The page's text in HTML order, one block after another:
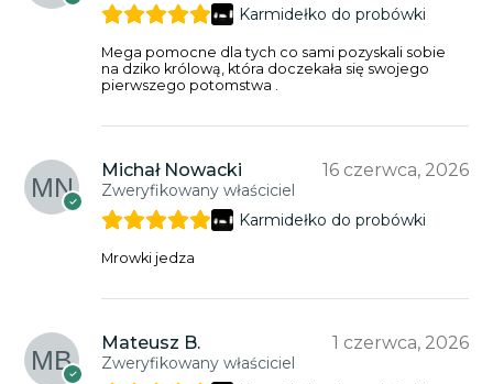
Karmidełko do probówki
Mega pomocne dla tych co sami pozyskali sobie
na dziko królową, która doczekała się swojego
pierwszego potomstwa .
Michał Nowacki
Zweryfikowany właściciel
16 czerwca, 2026
Karmidełko do probówki
Mrowki jedza
Mateusz B.
Zweryfikowany właściciel
1 czerwca, 2026